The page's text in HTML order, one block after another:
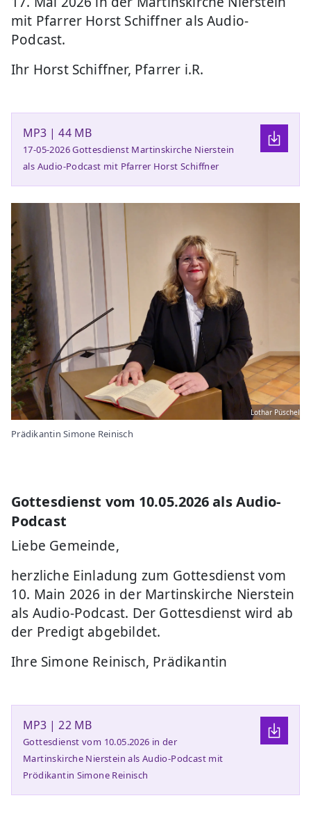
mit Pfarrer Horst Schiffner als Audio-
Podcast.
Ihr Horst Schiffner, Pfarrer i.R.
MP3 | 44 MB
17-05-2026 Gottesdienst Martinskirche Nierstein
als Audio-Podcast mit Pfarrer Horst Schiffner
Lothar Püschel
Prädikantin Simone Reinisch
Gottesdienst vom 10.05.2026 als Audio-
Podcast
Liebe Gemeinde,
herzliche Einladung zum Gottesdienst vom
10. Main 2026 in der Martinskirche Nierstein
als Audio-Podcast. Der Gottesdienst wird ab
der Predigt abgebildet.
Ihre Simone Reinisch, Prädikantin
MP3 | 22 MB
Gottesdienst vom 10.05.2026 in der
Martinskirche Nierstein als Audio-Podcast mit
Prödikantin Simone Reinisch